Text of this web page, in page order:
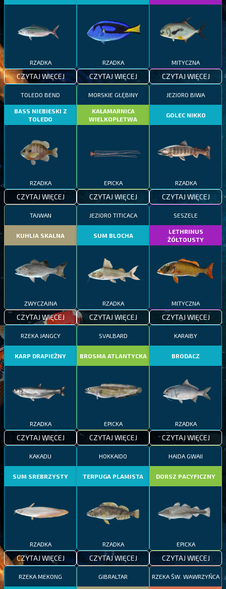
RZADKA
CZYTAJ WIĘCEJ
RZADKA
CZYTAJ WIĘCEJ
MITYCZNA
CZYTAJ WIĘCEJ
TOLEDO BEND
BASS NIEBIESKI Z
TOLEDO
RZADKA
CZYTAJ WIĘCEJ
MORSKIE GŁĘBINY
KAŁAMARNICA
WIELKOPŁETWA
EPICKA
CZYTAJ WIĘCEJ
JEZIORO BIWA
GOLEC NIKKO
RZADKA
CZYTAJ WIĘCEJ
TAJWAN
KUHLIA SKALNA
ZWYCZAJNA
CZYTAJ WIĘCEJ
JEZIORO TITICACA
SUM BLOCHA
RZADKA
CZYTAJ WIĘCEJ
SESZELE
LETHRINUS
ŻÓŁTOUSTY
MITYCZNA
CZYTAJ WIĘCEJ
RZEKA JANGCY
KARP DRAPIEŻNY
RZADKA
CZYTAJ WIĘCEJ
SVALBARD
BROSMA ATLANTYCKA
EPICKA
CZYTAJ WIĘCEJ
KARAIBY
BRODACZ
RZADKA
CZYTAJ WIĘCEJ
KAKADU
SUM SREBRZYSTY
RZADKA
CZYTAJ WIĘCEJ
HOKKAIDO
TERPUGA PLAMISTA
RZADKA
CZYTAJ WIĘCEJ
HAIDA GWAII
DORSZ PACYFICZNY
EPICKA
CZYTAJ WIĘCEJ
RZEKA MEKONG GIBRALTAR RZEKA ŚW. WAWRZYŃCA